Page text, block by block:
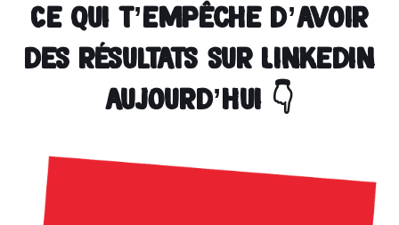
Ce qui t’empêche d’avoir
des résultats sur Linkedin
aujourd’hui 👇